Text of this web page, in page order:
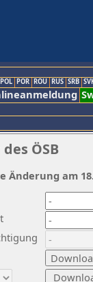
POL POR ROU RUS SRB
ÖSB
Änderung am